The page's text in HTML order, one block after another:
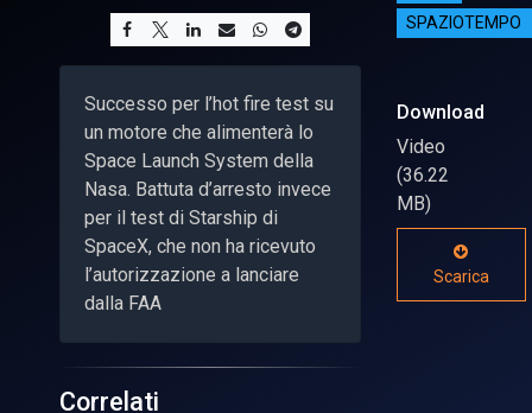
Successo per l’hot fire test su
un motore che alimenterà lo
Space Launch System della
Nasa. Battuta d’arresto invece
per il test di Starship di
SpaceX, che non ha ricevuto
l’autorizzazione a lanciare
dalla FAA
SPAZIOTEMPO
Download
Video
(36.22
MB)
Scarica
Correlati